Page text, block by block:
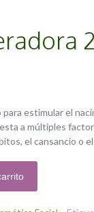
estimular el
a múltiples
el cansancio o